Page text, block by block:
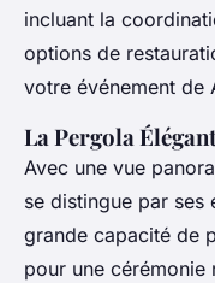
incluant la
options de
votre événement de
La Pergola
Avec une vue
se distingue par ses
grande capacité de
pour une cérémonie